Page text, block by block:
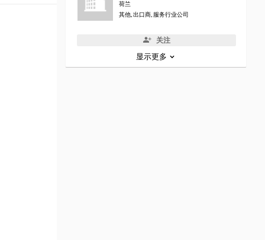
荷兰
其他, 出口商, 服务行业公司
关注
显示更多